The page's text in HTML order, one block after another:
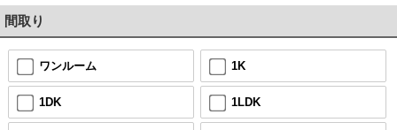
間取り
ワンルーム 1K
1DK 1LDK